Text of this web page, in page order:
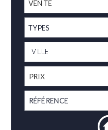
TYPES